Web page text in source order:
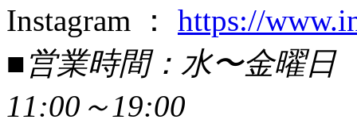
Instagram ： https://
■営業時間：水〜金曜
11:00～19:00